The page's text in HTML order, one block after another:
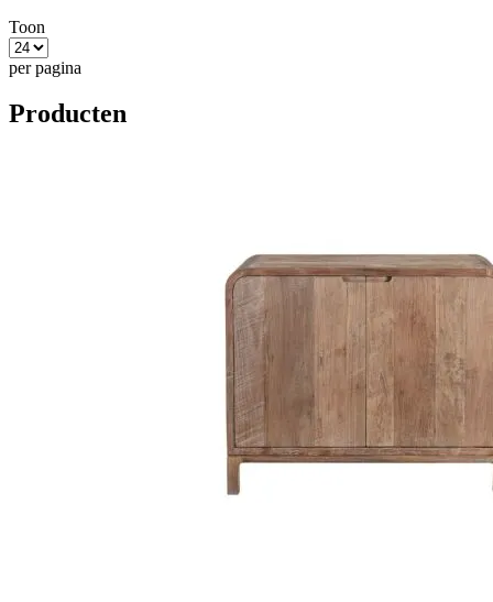
Toon
per pagina
Producten